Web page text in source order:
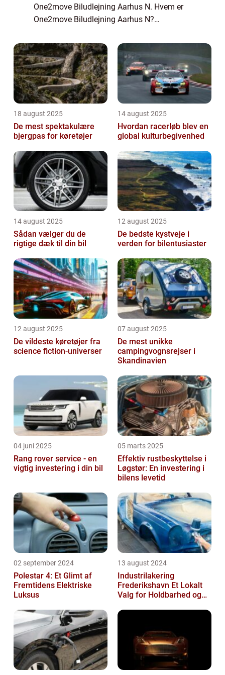
One2move Biludlejning Aarhus N. Hvem er
One2move Biludlejning Aarhus N?
afdeling af den danske biludlejnings
forretning One2move ...
18 august 2025
De mest spektakulære
bjergpas for køretøjer
14 august 2025
Hvordan racerløb blev en
global kulturbegivenhed
14 august 2025
Sådan vælger du de
rigtige dæk til din bil
12 august 2025
De bedste kystveje i
verden for bilentusiaster
12 august 2025
De vildeste køretøjer fra
science fiction-universer
07 august 2025
De mest unikke
campingvognsrejser i
Skandinavien
04 juni 2025
Rang rover service - en
vigtig investering i din bil
05 marts 2025
Effektiv rustbeskyttelse i
Løgstør: En investering i
bilens levetid
02 september 2024
Polestar 4: Et Glimt af
Fremtidens Elektriske
Luksus
13 august 2024
Industrilakering
Frederikshavn Et Lokalt
Valg for Holdbarhed og